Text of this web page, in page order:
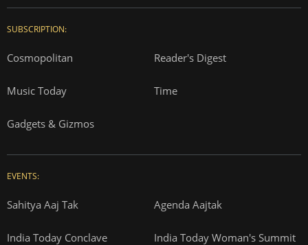
SUBSCRIPTION:
Cosmopolitan Reader's Digest
Music Today Time
Gadgets & Gizmos
EVENTS:
Sahitya Aaj Tak Agenda Aajtak
India Today Conclave India Today Woman's Summit